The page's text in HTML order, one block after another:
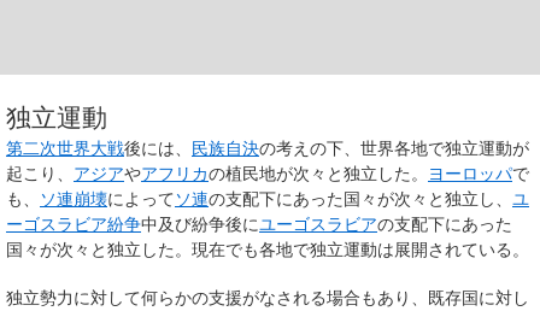
独立運動
第二次世界大戦後には、 民族自決の考えの下、世界各地で独立運動が
起こり、 アジアやアフリカの植民地が次々と独立した。 ヨーロッパで
も、
ソ連崩壊によってソ連の支配下にあった国々が次々と独立し、 ユ
ーゴスラビア紛争中及び紛争後にユーゴスラビアの支配下にあった
国々が次々と独立した。現在でも各地で独立運動は展開されている。
独立勢力に対して何らかの支援がなされる場合もあり、既存国に対し